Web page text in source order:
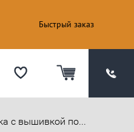
Быстрый заказ
с вышивкой по...